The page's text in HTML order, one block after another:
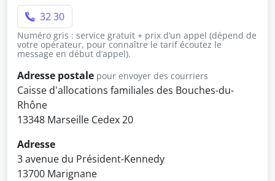
32 30
Numéro gris : service gratuit + prix d’un appel (dépend de
votre opérateur, pour connaître le tarif écoutez le
message en début d’appel).
Adresse postale pour envoyer des courriers
Caisse d'allocations familiales des Bouches-du-
Rhône
13348 Marseille Cedex 20
Adresse
3 avenue du Président-Kennedy
13700 Marignane